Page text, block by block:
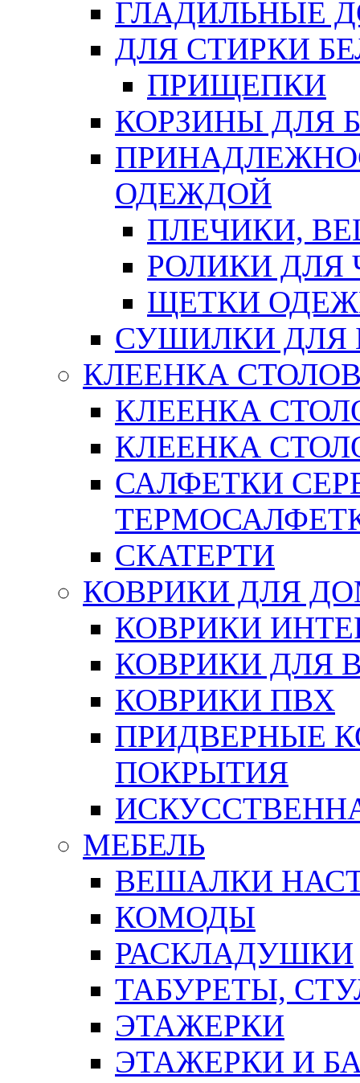
ГЛАДИЛЬНЫЕ
ДЛЯ СТИРКИ
ПРИЩЕПКИ
КОРЗИНЫ ДЛЯ
ОДЕЖДОЙ
ПЛЕЧИКИ,
РОЛИКИ ДЛЯ
ЩЕТКИ
СУШИЛКИ ДЛЯ
КЛЕЕНКА
КЛЕЕНКА
КЛЕЕНКА
САЛФЕТКИ
СКАТЕРТИ
КОВРИКИ ДЛЯ
КОВРИКИ
КОВРИКИ ДЛЯ
КОВРИКИ ПВХ
ПРИДВЕРНЫЕ
ПОКРЫТИЯ
МЕБЕЛЬ
ВЕШАЛКИ
КОМОДЫ
РАСКЛАДУШКИ
ТАБУРЕТЫ,
ЭТАЖЕРКИ
ЭТАЖЕРКИ И